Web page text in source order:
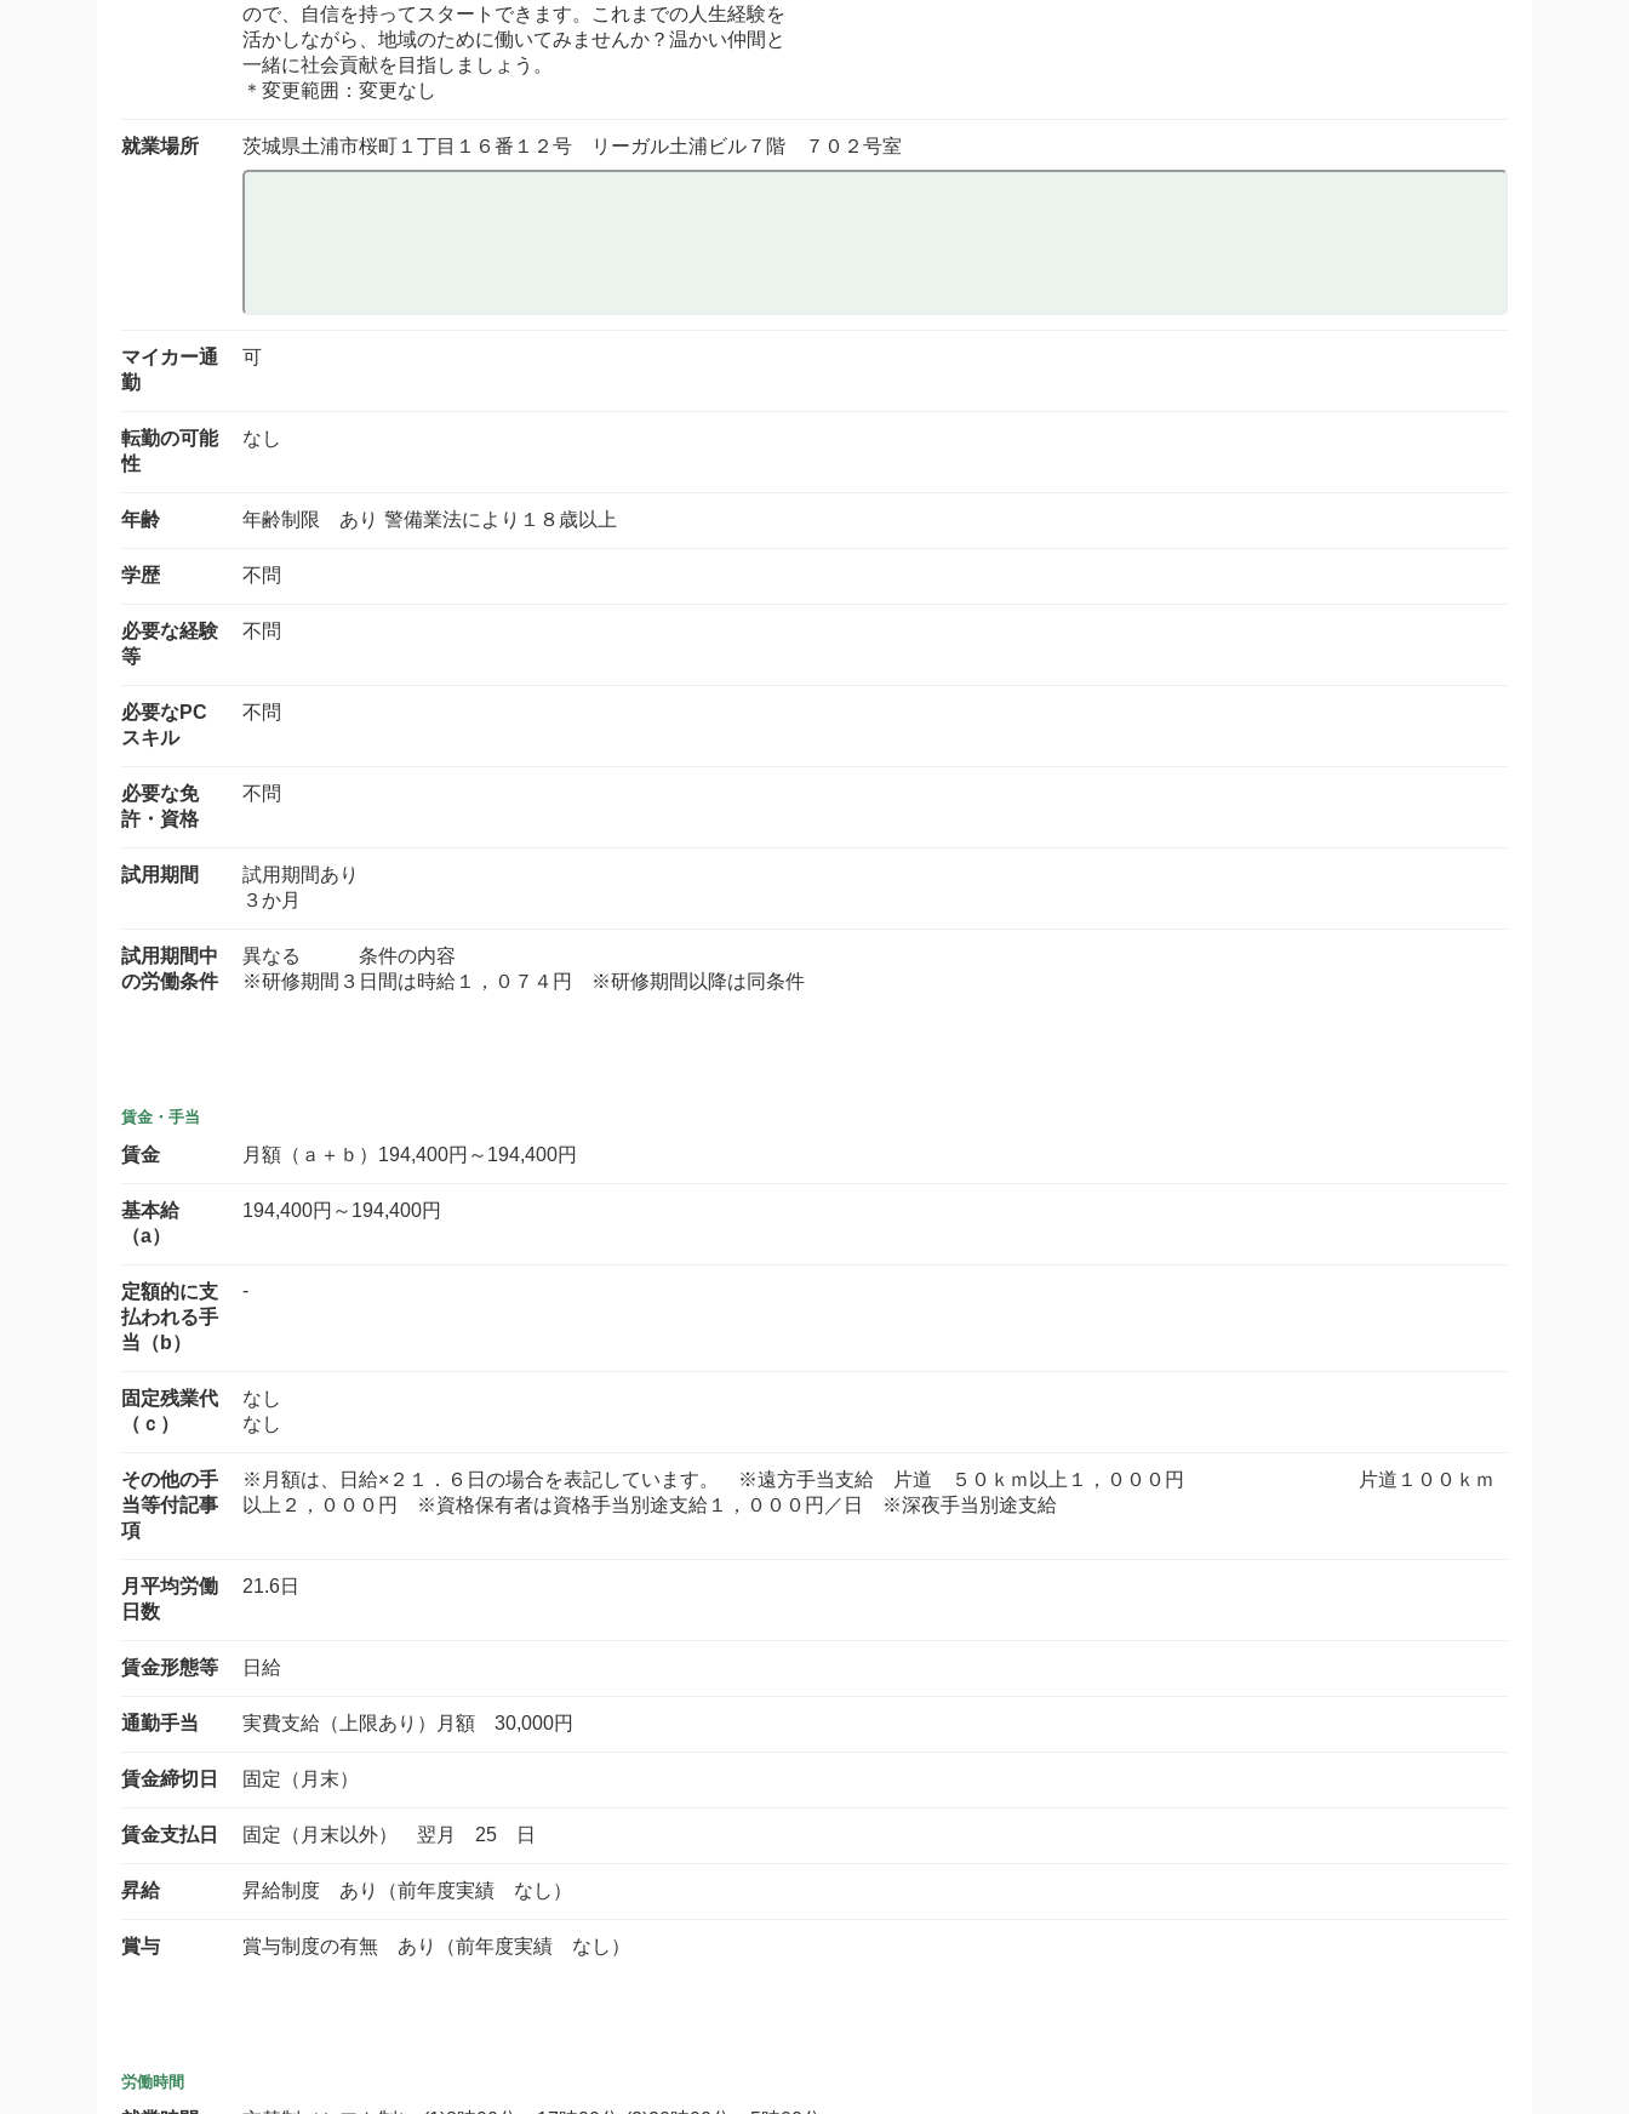
ので、自信を持ってスタートできます。これまでの人生経験を
活かしながら、地域のために働いてみませんか？温かい仲間と
一緒に社会貢献を目指しましょう。
＊変更範囲：変更なし
就業場所 茨城県土浦市桜町１丁目１６番１２号 リーガル土浦ビル７階 ７０２号室
マイカー通
勤
可
転勤の可能
性
なし
年齢 年齢制限 あり 警備業法により１８歳以上
学歴 不問
必要な経験
等
不問
必要なPC
スキル
不問
必要な免
許・資格
不問
試用期間
試用期間あり
３か月
試用期間中
の労働条件
異なる 条件の内容
※研修期間３日間は時給１，０７４円 ※研修期間以降は同条件
賃金・手当
賃金 月額（ａ＋ｂ）194,400円～194,400円
基本給
（a）
194,400円～194,400円
定額的に支
払われる手
当（b）
-
固定残業代
（ｃ）
なし
なし
その他の手
当等付記事
項
※月額は、日給×２１．６日の場合を表記しています。 ※遠方手当支給 片道 ５０ｋｍ以上１，０００円 片道１００ｋｍ
以上２，０００円 ※資格保有者は資格手当別途支給１，０００円／日 ※深夜手当別途支給
月平均労働
日数
21.6日
賃金形態等 日給
通勤手当 実費支給（上限あり）月額 30,000円
賃金締切日 固定（月末）
賃金支払日 固定（月末以外） 翌月 25 日
昇給 昇給制度 あり（前年度実績 なし）
賞与 賞与制度の有無 あり（前年度実績 なし）
労働時間